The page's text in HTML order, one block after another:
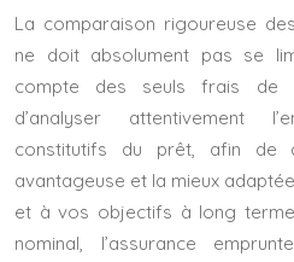
La comparaison rigoureuse
ne doit absolument pas se
compte des seuls frais de
d’analyser attentivement
constitutifs du prêt, afin de
avantageuse et la mieux
et à vos objectifs à long
nominal, l’assurance